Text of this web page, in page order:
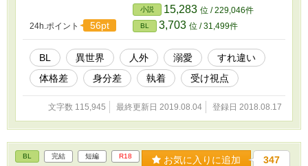
王アージュは、王女を守ろうとするハーフノー
ムの少年をかわりに連れ去る。 【注】攻めが四
つ目です。サイト転載。R18部分は番外編（後
日談）から。番外編はひたすら甘々です。
24h.ポイント 56pt
小説 15,283 位 / 229,046件
BL 3,703 位 / 31,499件
BL 異世界 人外 溺愛
すれ違い
体格差
身分差 執着 受け視点
文字数 115,945 最終更新日 2019.08.04 登録日 2018.08.17
BL 完結 短編 R18 お気に入りに追加 347